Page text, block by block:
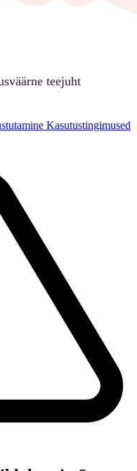
teejuht
Kasutustingimused